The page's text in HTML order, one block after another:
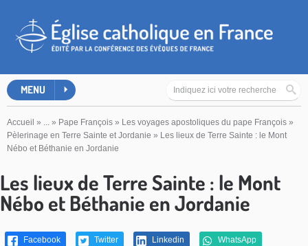
MENU
Accueil » ... » Pape François » Les voyages apostoliques du pape François »
Pèlerinage en Terre Sainte et Jordanie » Les lieux de Terre Sainte : le Mont
Nébo et Béthanie en Jordanie
Les lieux de Terre Sainte : le Mont
Nébo et Béthanie en Jordanie
Facebook Twitter Linkedin WhatsApp